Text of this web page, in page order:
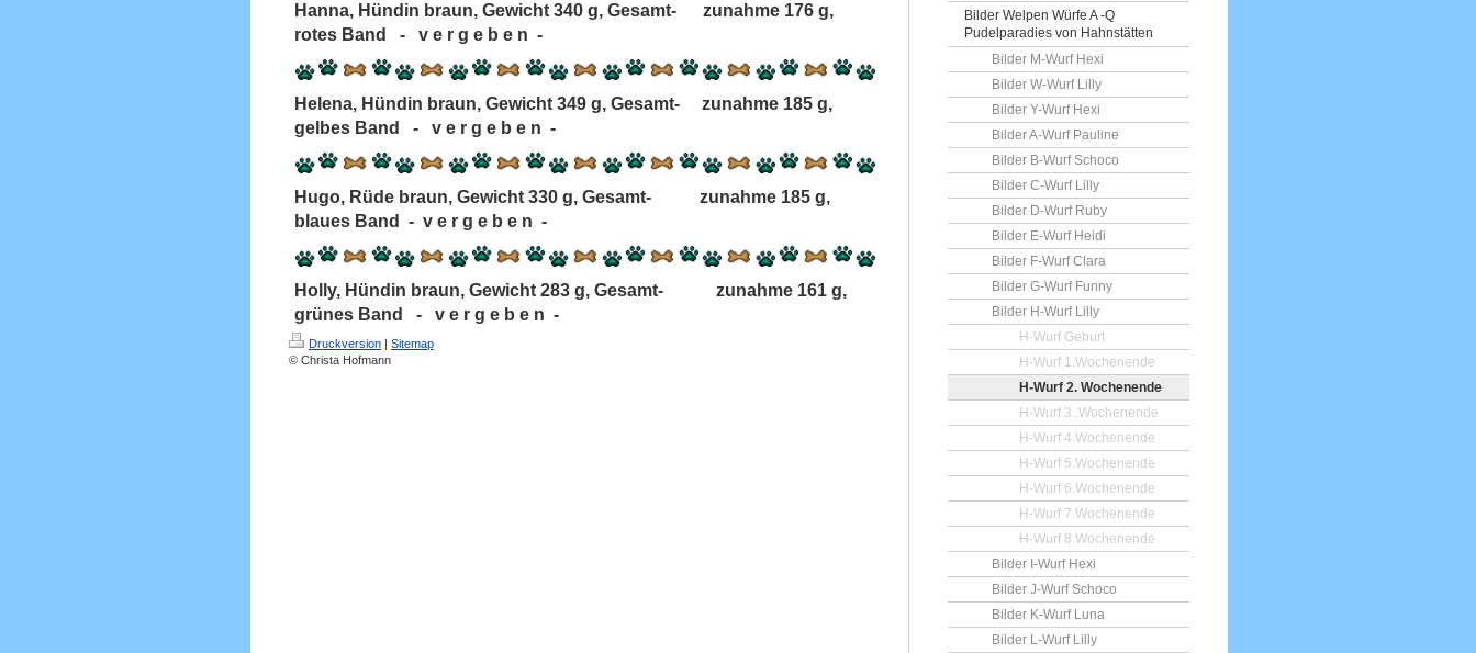
Hanna, Hündin braun, Gewicht 340 g, Gesamt- zunahme 176 g,
rotes Band - v e r g e b e n -
Helena, Hündin braun, Gewicht 349 g, Gesamt- zunahme 185 g,
gelbes Band - v e r g e b e n -
Hugo, Rüde braun, Gewicht 330 g, Gesamt- zunahme 185 g,
blaues Band - v e r g e b e n -
Holly, Hündin braun, Gewicht 283 g, Gesamt- zunahme 161 g,
grünes Band - v e r g e b e n -
Druckversion | Sitemap
© Christa Hofmann
Bilder Welpen Würfe A -Q
Pudelparadies von Hahnstätten
Bilder M-Wurf Hexi
Bilder W-Wurf Lilly
Bilder Y-Wurf Hexi
Bilder A-Wurf Pauline
Bilder B-Wurf Schoco
Bilder C-Wurf Lilly
Bilder D-Wurf Ruby
Bilder E-Wurf Heidi
Bilder F-Wurf Clara
Bilder G-Wurf Funny
Bilder H-Wurf Lilly
H-Wurf Geburt
H-Wurf 1.Wochenende
H-Wurf 2. Wochenende
H-Wurf 3..Wochenende
H-Wurf 4.Wochenende
H-Wurf 5.Wochenende
H-Wurf 6.Wochenende
H-Wurf 7.Wochenende
H-Wurf 8.Wochenende
Bilder I-Wurf Hexi
Bilder J-Wurf Schoco
Bilder K-Wurf Luna
Bilder L-Wurf Lilly